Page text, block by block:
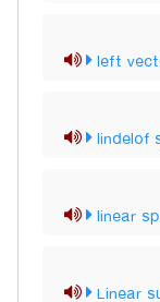
left
lindelof
linear
Linear